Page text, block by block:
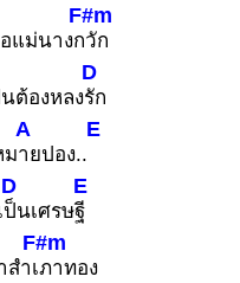
แม่นางก
F#m
วัก
ต้องหลง
D
รัก
ม
A
ายปอง..
E
D
ป็นเศรษ
E
ฐี
ำเ
F#m
ภาทอง